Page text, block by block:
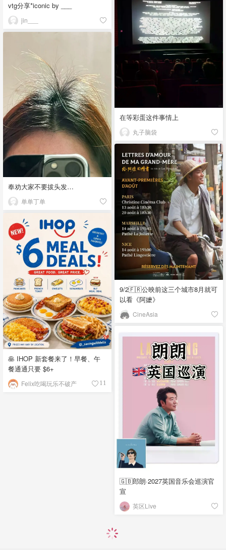
vtg分享*iconic by ___
jin___
在等彩蛋这件事情上
丸子脑袋
奉劝大家不要拔头发…
单单丁单
9/2🇫🇷公映前这三个城市8月就可
以看《阿嬷》
CineAsia
🥞 IHOP 新套餐来了！早餐、午
餐通通只要 $6+
Felix吃喝玩乐不破产 11
🇬🇧郎朗·2027英国音乐会巡演官
宣
英区Live